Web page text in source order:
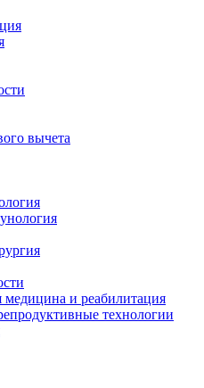
вычета
медицина и реабилитация
технологии